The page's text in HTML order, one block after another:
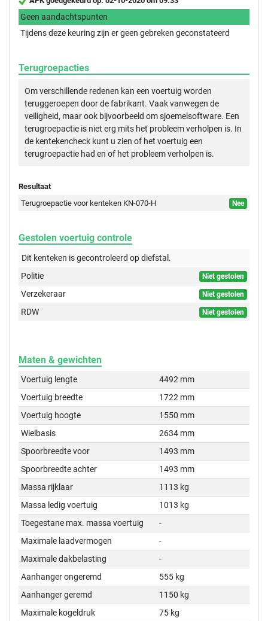
Geen aandachtspunten
Tijdens deze keuring zijn er geen gebreken geconstateerd
Terugroepacties
Om verschillende redenen kan een voertuig worden
teruggeroepen door de fabrikant. Vaak vanwegen de
veiligheid, maar ook bijvoorbeeld om sjoemelsoftware. Een
terugroepactie is niet erg mits het probleem verholpen is. In
de kentekencheck kunt u zien of het voertuig een
terugroepactie had en of het probleem verholpen is.
Resultaat
Terugroepactie voor kenteken KN-070-H
Nee
Gestolen voertuig controle
Dit kenteken is gecontroleerd opdiefstal.
Politie
Niet gestolen
Verzekeraar Niet gestolen
RDW Niet gestolen
Maten & gewichten
Voertuig lengte
4492 mm
Voertuig breedte
1722 mm
Voertuig hoogte
1550 mm
Wielbasis
2634 mm
Spoorbreedte voor
1493 mm
Spoorbreedte achter
1493 mm
Massa rijklaar
1113 kg
Massa ledig voertuig
1013 kg
Toegestane max. massa voertuig
-
Maximale laadvermogen
-
Maximale dakbelasting
-
Aanhanger ongeremd
555 kg
Aanhanger geremd
1150 kg
Maximale kogeldruk
75 kg